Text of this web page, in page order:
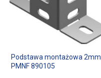
Podstawa montażowa 2mm
PMNF 890105